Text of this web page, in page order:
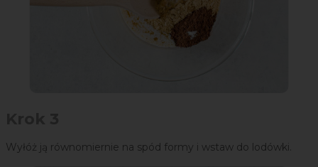
Wyłóż ją równomiernie na spód formy i wstaw do lodówki.